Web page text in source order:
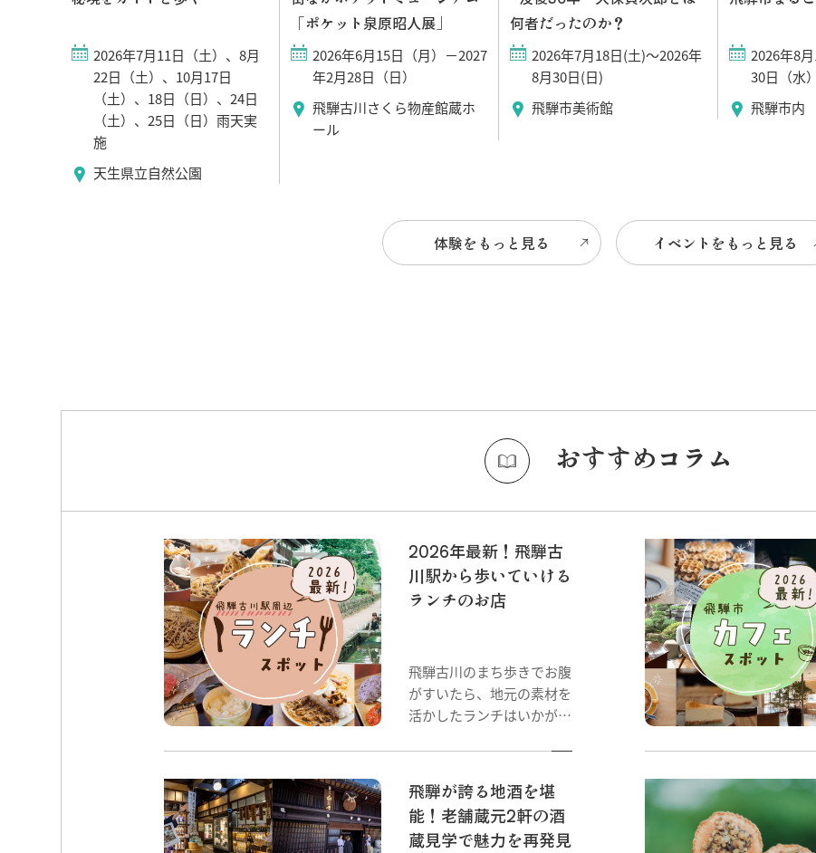
2026年7月11日（土）、8月
22日（土）、10月17日
（土）、18日（日）、24日
（土）、25日（日）雨天実
施
天生県立自然公園
「ポケット泉原昭人展」
2026年6月15日（月）－2027
年2月28日（日）
飛騨古川さくら物産館蔵ホ
ール
何者だったのか？
2026年7月18日(土)～2026年
8月30日(日)
飛騨市美術館
2026年8
30日（水）
飛騨市内
体験をもっと見る イベントをもっと見る
おすすめコラム
2026年最新！飛騨古
川駅から歩いていける
ランチのお店
飛騨古川のまち歩きでお腹
がすいたら、地元の素材を
活かしたランチはいかが？
で。個性豊かなランチのお
店がそろいます。
飛騨が誇る地酒を堪
能！老舗蔵元2軒の酒
蔵見学で魅力を再発見